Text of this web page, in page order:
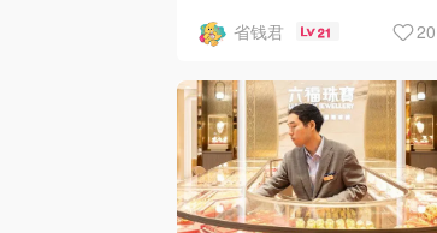
回归！
省钱君 21 20